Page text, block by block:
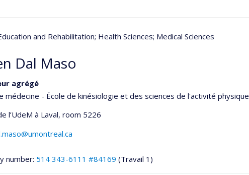
and Rehabilitation; Health Sciences; Medical Sciences
Dal Maso
agrégé
médecine - École de kinésiologie et des sciences de l'activité physique
l’UdeM à Laval, room 5226
number: 514 343-6111 #84169 (Travail 1)